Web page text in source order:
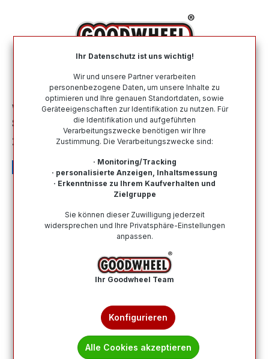
Winterreifen Nach Größe 205 60 R16
SEMPERIT SPEED-GRIP 5 (EVc)
205/60R16 92H (EVc)
Ihr Datenschutz ist uns wichtig!
Wir und unsere Partner verarbeiten
personenbezogene Daten, um unsere Inhalte zu
optimieren und Ihre genauen Standortdaten, sowie
Geräteeigenschaften zur Identifikation zu nutzen. Für
die Identifikation und aufgeführten
Verarbeitungszwecke benötigen wir Ihre
Zustimmung. Die Verarbeitungszwecke sind:
· Monitoring/Tracking
· personalisierte Anzeigen, Inhaltsmessung
· Erkenntnisse zu Ihrem Kaufverhalten und
Zielgruppe
Sie können dieser Zuwilligung jederzeit
widersprechen und Ihre Privatsphäre-Einstellungen
anpassen.
Ihr Goodwheel Team
Konfigurieren
Alle Cookies akzeptieren